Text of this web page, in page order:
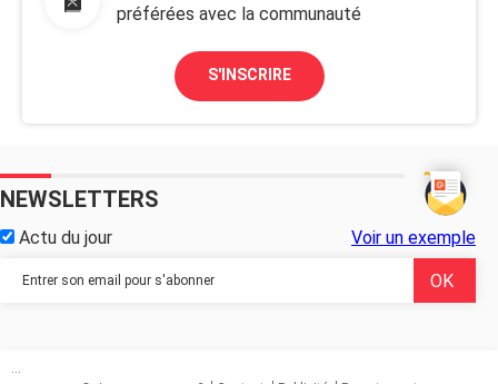
préférées avec la communauté
S'INSCRIRE
NEWSLETTERS
Actu du jour Voir un exemple
...